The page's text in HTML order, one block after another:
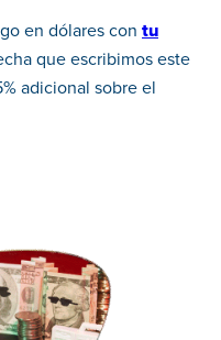
en dólares con tu
que escribimos este
adicional sobre el